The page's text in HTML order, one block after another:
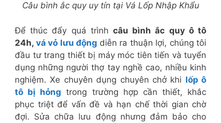
Câu bình ắc quy uy tín tại Vá Lốp Nhập Khẩu
Để thúc đẩy quá trình câu bình ắc quy ô tô
24h, vá vỏ lưu động diễn ra thuận lợi, chúng tôi
đầu tư trang thiết bị máy móc tiên tiến và tuyển
dụng những người thợ tay nghề cao, nhiều kinh
nghiệm. Xe chuyên dụng chuyên chở khi lốp ô
tô bị hỏng trong trường hợp cần thiết, khắc
phục triệt để vấn đề và hạn chế thời gian chờ
đợi. Sửa chữa lưu động nhưng đảm bảo cho